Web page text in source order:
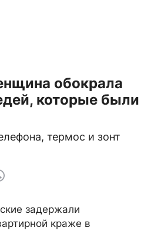
обокрала
которые были
термос и зонт
задержали
краже в